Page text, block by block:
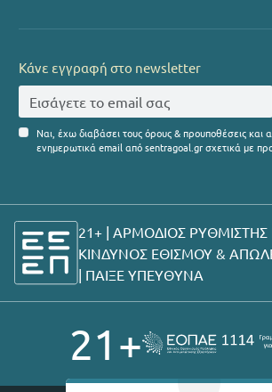
Κάνε εγγραφή στο newsletter
Ναι, έχω διαβάσει τους όρους & προυποθέσεις
ενημερωτικά email από sentragoal.gr σχετικά με
21+ | ΑΡΜΟΔΙΟΣ ΡΥΘΜΙΣΤΗΣ
ΚΙΝΔΥΝΟΣ ΕΘΙΣΜΟΥ &
| ΠΑΙΞΕ ΥΠΕΥΘΥΝΑ
21+